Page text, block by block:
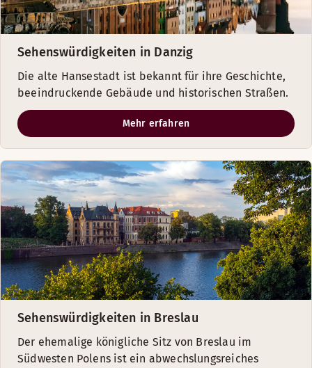
Sehenswürdigkeiten in Danzig
Die alte Hansestadt ist bekannt für ihre Geschichte,
beeindruckende Gebäude und historischen Straßen.
Mehr erfahren
Sehenswürdigkeiten in Breslau
Der ehemalige königliche Sitz von Breslau im
Südwesten Polens ist ein abwechslungsreiches